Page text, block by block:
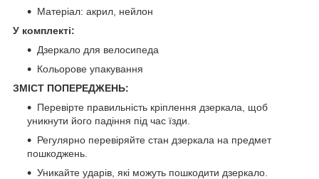
Матеріал: акрил, нейлон
У комплекті:
Дзеркало для велосипеда
Кольорове упакування
ЗМІСТ ПОПЕРЕДЖЕНЬ:
Перевірте правильність кріплення дзеркала, щоб
уникнути його падіння під час їзди.
Регулярно перевіряйте стан дзеркала на предмет
пошкоджень.
Уникайте ударів, які можуть пошкодити дзеркало.